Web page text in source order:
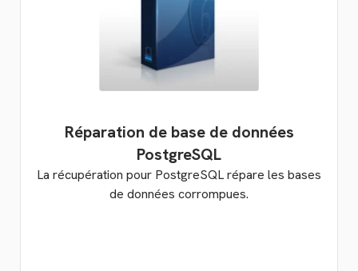
Réparation de base de données
PostgreSQL
La récupération pour PostgreSQL répare les bases
de données corrompues.